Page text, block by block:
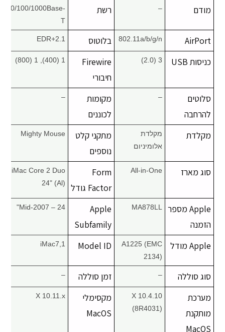
מודם – רשת
10/100/1000Base-
T
AirPort
802.11a/b/g/n בלוטוס 2.1+EDR
כניסות USB 3 (2.0)
Firewire
חיבורי
1 (400), 1 (800)
סלוטים
להרחבה
–
מקומות
לכוננים
–
מקלדת
מקלדת
אלומיניום
מתקני קלט
נוספים
Mighty Mouse
סוג מארז All-in-One
Form
Factor גודל
iMac Core 2 Duo
24" (Al)
Apple מספר
הזמנה
MA878LL
Apple
Subfamily
Mid-2007 – 24"
Apple מודל
A1225 (EMC
2134)
Model ID
iMac7,1
סוג סוללה – זמן סוללה –
מערכת
מותקנת
MacOS
X 10.4.10
(8R4031)
מקסימלי
MacOS
X 10.11.x